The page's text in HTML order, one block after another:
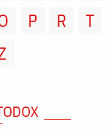
P R
T